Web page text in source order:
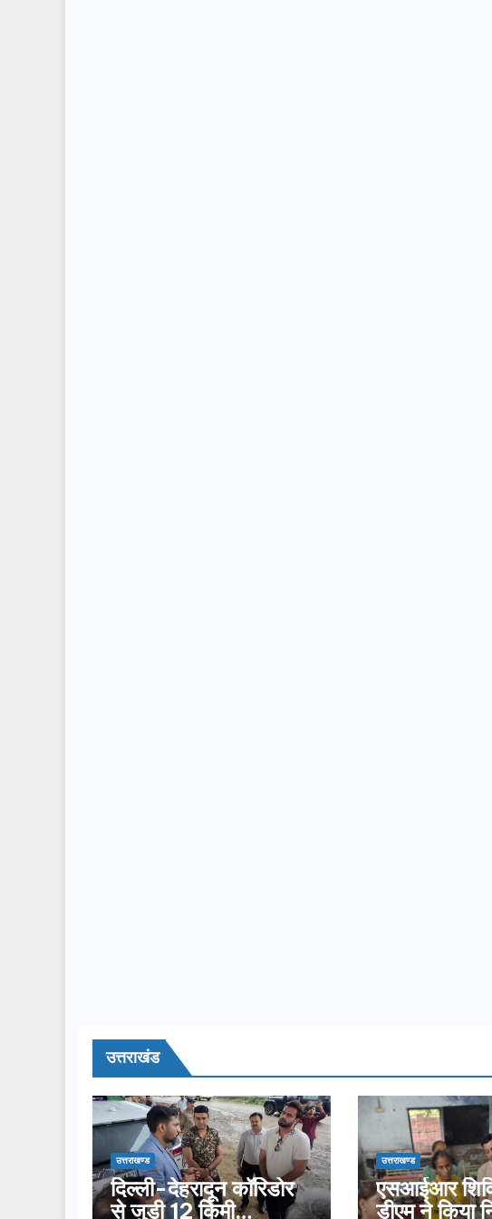
उत्तराखंड
उत्तराखण्ड
दिल्ली-देहरादून कॉरिडोर
से जुड़ी 12 किमी
उत्तराखण्ड
एसआईआर
डीएम ने किया